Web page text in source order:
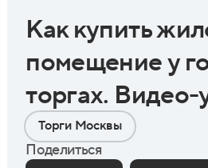
Как купить
помещение у
торгах. Видео-
Торги Москвы
Поделиться